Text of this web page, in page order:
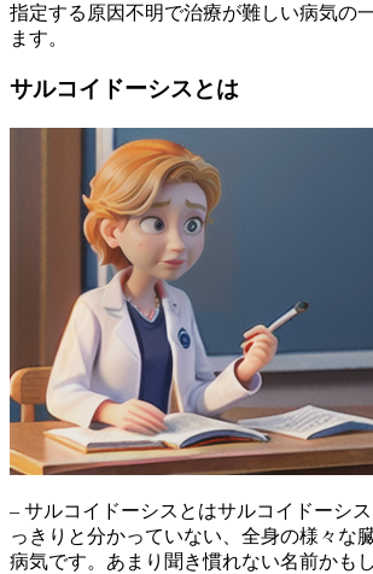
指定する原因不明で治療が難しい病気の
ます。
サルコイドーシスとは
– サルコイドーシスとはサルコイドーシ
っきりと分かっていない、全身の様々な
病気です。あまり聞き慣れない名前かも